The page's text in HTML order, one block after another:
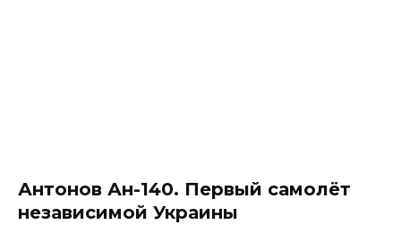
Антонов Ан-140. Первый самолёт
независимой Украины